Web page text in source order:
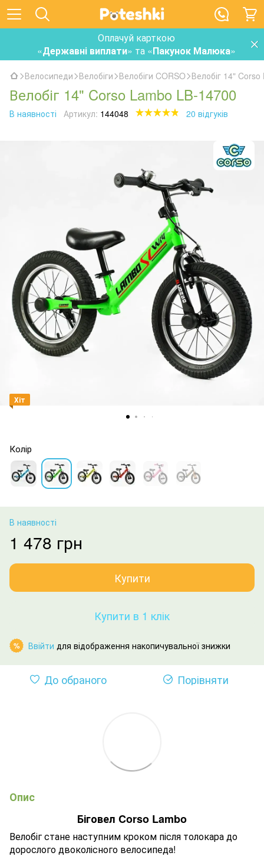
Оплачуй карткою
«Державні виплати» та «Пакунок Малюка»
Велосипеди Велобіги Велобіги CORSO Велобіг 14"
Велобіг 14" Corso Lambo LB-14700
В наявності Артикул: 144048 20 відгуків
Хіт
Колір
В наявності
1 478 грн
Купити
Купити в 1 клік
% Ввійти для відображення накопичувальної знижки
До обраного Порівняти
Опис
Біговел Corso Lambo
Велобіг стане наступним кроком після толокара до
дорослого двоколісного велосипеда!